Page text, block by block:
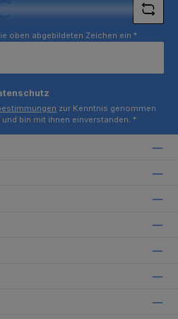
Loading...oben abgebildeten Zeichen ein *
zur Kenntnis genommen
und bin mit ihnen einverstanden. *